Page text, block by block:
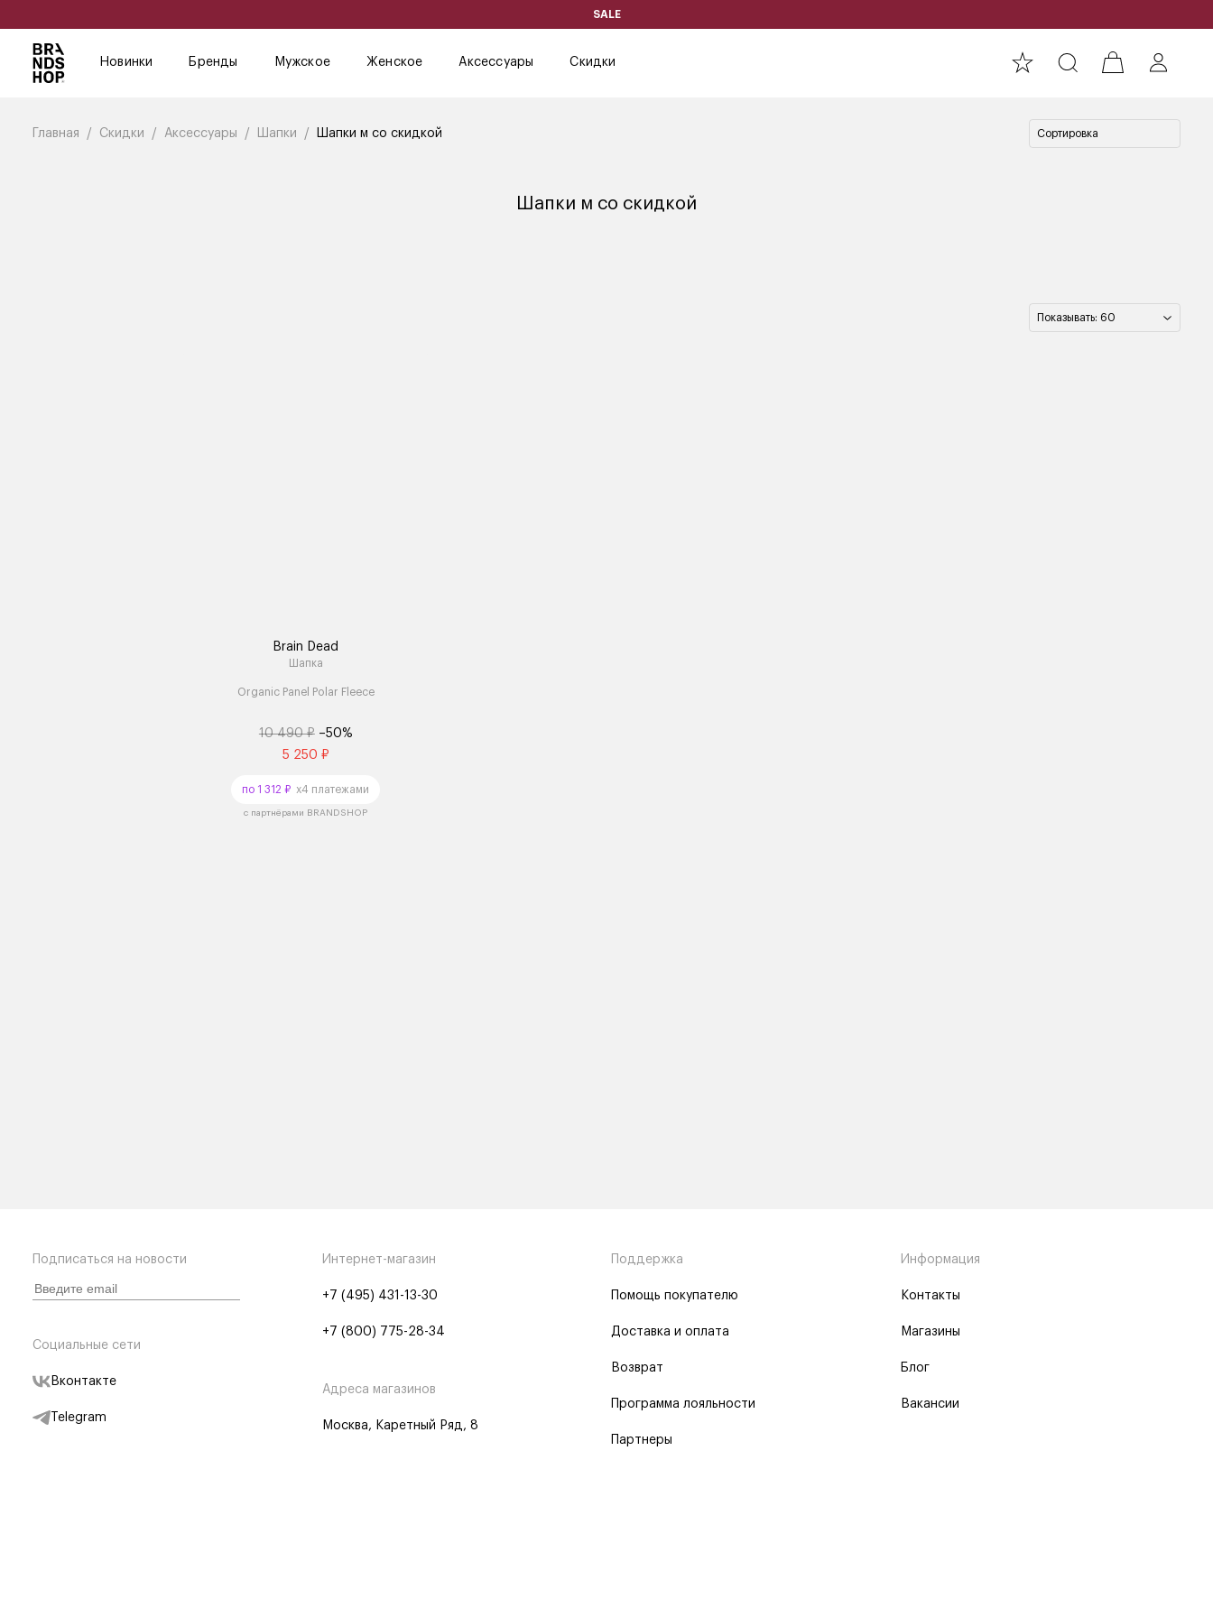
SALE
Новинки Бренды Мужское Женское Аксессуары Скидки
Главная Скидки Аксессуары Шапки Шапки м со скидкой Сортировка
Шапки м со скидкой
Показывать: 60
Brain Dead
Шапка
Organic Panel Polar Fleece
10 490 ₽ –50%
5 250 ₽
по 1 312 ₽ x4 платежами
с партнёрами BRANDSHOP
Подписаться на новости
Социальные сети
Вконтакте
Telegram
Интернет-магазин
+7 (495) 431-13-30
+7 (800) 775-28-34
Адреса магазинов
Москва, Каретный Ряд, 8
Поддержка
Помощь покупателю
Доставка и оплата
Возврат
Программа лояльности
Партнеры
Информация
Контакты
Магазины
Блог
Вакансии